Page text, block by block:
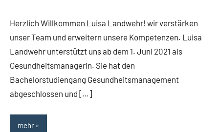
Herzlich Willkommen Luisa Landwehr! wir verstärken
unser Team und erweitern unsere Kompetenzen. Luisa
Landwehr unterstützt uns ab dem 1. Juni 2021 als
Gesundheitsmanagerin. Sie hat den
Bachelorstudiengang Gesundheitsmanagement
abgeschlossen und […]
mehr